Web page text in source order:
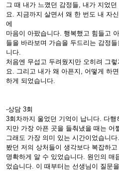
그 때 내가 느꼈던 감정들, 내가 지었
요. 지금까지 살면서 왜 한 번도 내 자
에
마음이 아팠습니다. 행복했고 힘들고
들을 바라보며 가슴을 두드리는 감정
니다.
처음엔 무섭고 두려웠지만 오히려 그
요. 그리고 내가 왜 아픈지, 어떻게 하
하게 되었습니다.
-상담 3회
3회차까지 울었던 기억이 납니다. 다
지만 가장 아픈 곳을 들춰냈을 때는 어
그래도 가장 의미 있는 시간이었습니
봤던 저의 상처들이 생각보다 복잡하
명확하게 알 수 있었습니다. 원인의 매
었습니다. 이 때부터는 선생님이 질문